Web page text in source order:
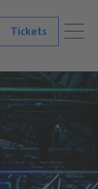
Tickets